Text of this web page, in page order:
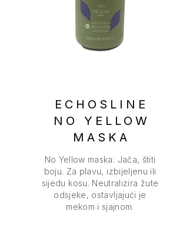
ECHOSLINE
NO YELLOW
MASKA
No Yellow maska: Jača, štiti
boju. Za plavu, izbijeljenu ili
sijedu kosu. Neutralizira žute
odsjeke, ostavljajući je
mekom i sjajnom.